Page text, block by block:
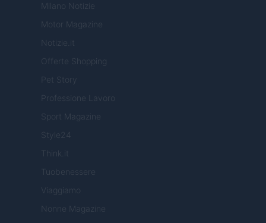
Milano Notizie
Motor Magazine
Notizie.it
Offerte Shopping
Pet Story
Professione Lavoro
Sport Magazine
Style24
Think.it
Tuobenessere
Viaggiamo
Nonne Magazine